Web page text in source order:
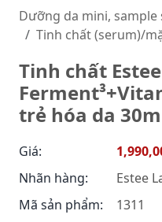
Dưỡng da mini, sample
Tinh chất (serum)/
Tinh chất
trẻ hóa da
Giá:
Nhãn hàng:
Estee
Mã sản phẩm:
1311